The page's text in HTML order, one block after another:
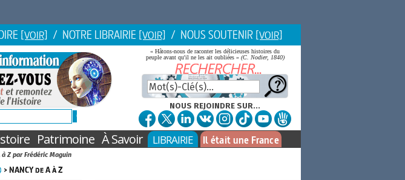
[VOIR] / NOTRE LIBRAIRIE [VOIR] / NOUS SOUTENIR [VOIR]
« Hâtons-nous de raconter les délicieuses histoires du
peuple avant qu'il ne les ait oubliées » (C. Nodier, 1840)
NOUS REJOINDRE SUR...
Patrimoine À Savoir LIBRAIRIE Il était une France
Z par Frédéric Maguin
> NANCY de A à Z